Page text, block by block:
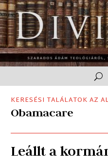
KERESÉSI TALÁLATOK AZ
Obamacare
Leállt a